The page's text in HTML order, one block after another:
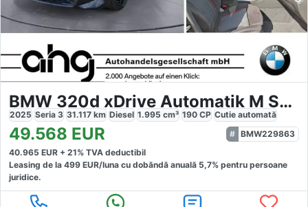
BMW 320d xDrive Automatik M Sportpaket
2025 Seria 3 31.117 km Diesel 1.995 cm³ 190 CP Cutie automată
49.568 EUR
BMW229863
40.965 EUR + 21% TVA deductibil
Leasing de la 499 EUR/luna cu dobăndă anuală 5,7% pentru persoane
juridice.